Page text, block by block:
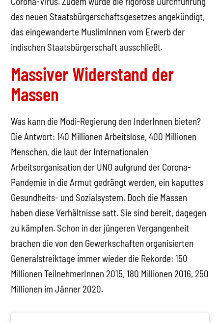
des neuen Staatsbürgerschaftsgesetzes angekündigt,
das eingewanderte MuslimInnen vom Erwerb der
indischen Staatsbürgerschaft ausschließt.
Massiver Widerstand der
Massen
Was kann die Modi-Regierung den InderInnen bieten?
Die Antwort: 140 Millionen Arbeitslose, 400 Millionen
Menschen, die laut der Internationalen
Arbeitsorganisation der UNO aufgrund der Corona-
Pandemie in die Armut gedrängt werden, ein kaputtes
Gesundheits- und Sozialsystem. Doch die Massen
haben diese Verhältnisse satt. Sie sind bereit, dagegen
zu kämpfen. Schon in der jüngeren Vergangenheit
brachen die von den Gewerkschaften organisierten
Generalstreiktage immer wieder die Rekorde: 150
Millionen TeilnehmerInnen 2015, 180 Millionen 2016, 250
Millionen im Jänner 2020.